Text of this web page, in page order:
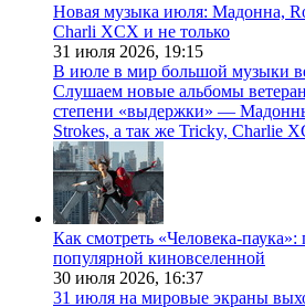
Новая музыка июля: Мадонна,
Charli XCX и не только
31 июля 2026, 19:15
В июле в мир большой музыки
Слушаем новые альбомы
степени «выдержки» —
Strokes, а так же Tricky, Charlie
Как смотреть «Человека-
популярной киновселенной
30 июля 2026, 16:37
31 июля на мировые экраны